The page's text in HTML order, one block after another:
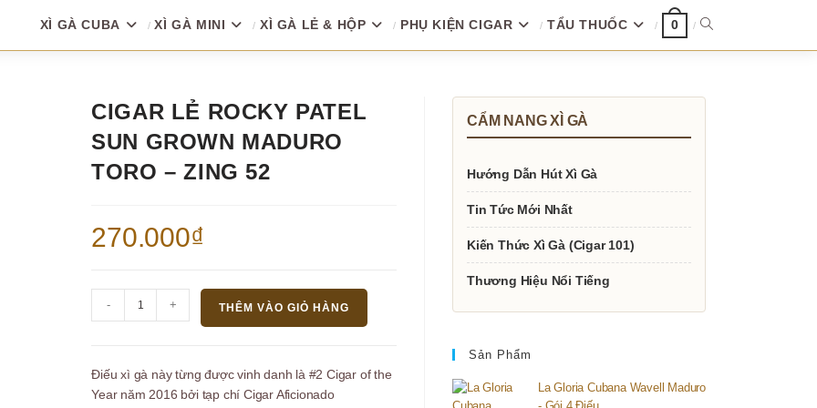
XÌ GÀ CUBA XÌ GÀ MINI XÌ GÀ LẺ & HỘP PHỤ KIỆN CIGAR TẨU THUỐC 0 TOGGLE
CIGAR LẺ ROCKY PATEL
SUN GROWN MADURO
TORO – ZING 52
270.000₫
Lẻ
Sun
Grown
- + THÊM VÀO GIỎ HÀNG
Điếu xì gà này từng được vinh danh là #2 Cigar of the
Yearnăm 2016 bởi tạp chí Cigar Aficionado
CẨM NANG XÌ GÀ
Hướng Dẫn Hút Xì Gà
Tin Tức Mới Nhất
Kiến Thức Xì Gà (Cigar 101)
Thương Hiệu Nổi Tiếng
Sản Phẩm
La Gloria Cubana Wavell Maduro